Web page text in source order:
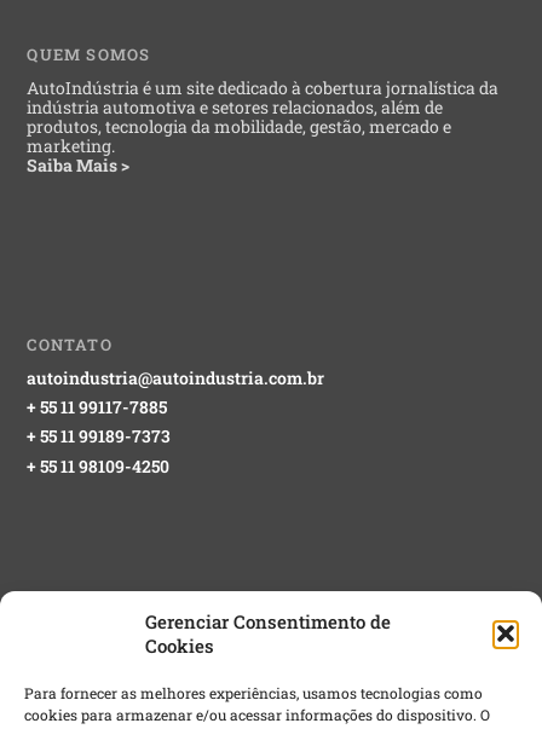
Gerenciar Consentimento de
Cookies
Para fornecer as melhores experiências, usamos tecnologias como
cookies para armazenar e/ou acessar informações do dispositivo. O
QUEM SOMOS
AutoIndústria é um site dedicado à cobertura jornalística da
indústria automotiva e setores relacionados, além de
produtos, tecnologia da mobilidade, gestão, mercado e
marketing.
Saiba Mais >
CONTATO
autoindustria@autoindustria.com.br
+ 55 11 99117-7885
+ 55 11 99189-7373
+ 55 11 98109-4250